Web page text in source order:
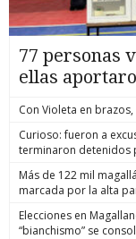
77 personas
ellas
Con Violeta en
Curioso: fueron a
terminaron detenidos
Más de 122 mil
marcada por la alta
Elecciones en
“bianchismo” se